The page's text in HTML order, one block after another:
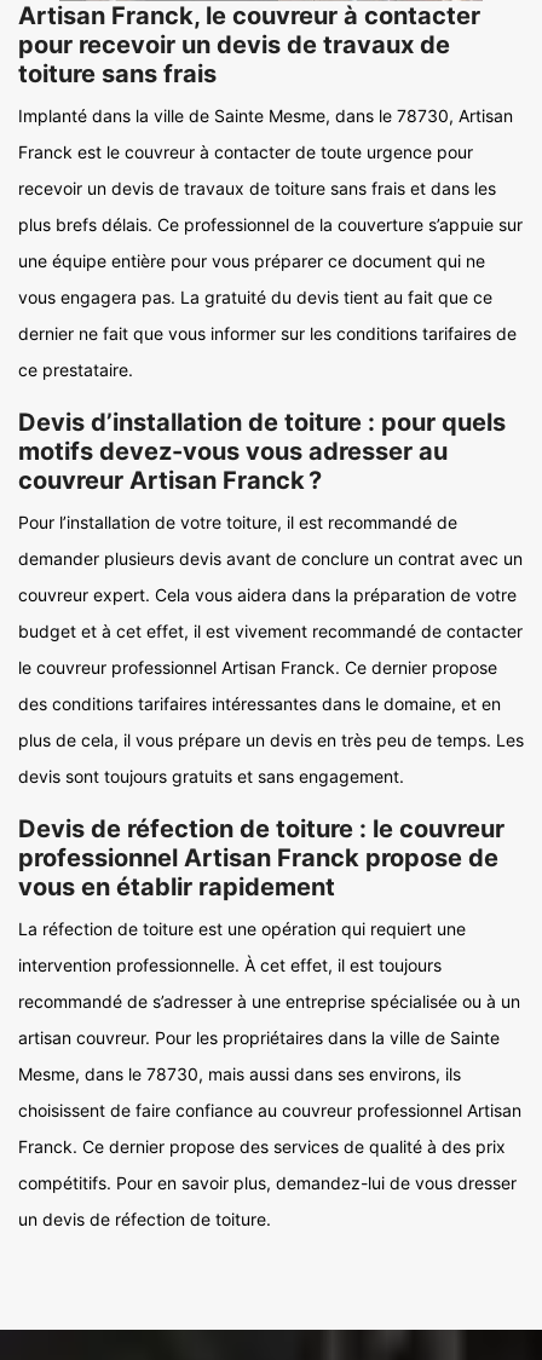
Artisan Franck, le couvreur à contacter
pour recevoir un devis de travaux de
toiture sans frais
Implanté dans la ville de Sainte Mesme, dans le 78730, Artisan
Franck est le couvreur à contacter de toute urgence pour
recevoir un devis de travaux de toiture sans frais et dans les
plus brefs délais. Ce professionnel de la couverture s’appuie sur
une équipe entière pour vous préparer ce document qui ne
vous engagera pas. La gratuité du devis tient au fait que ce
dernier ne fait que vous informer sur les conditions tarifaires de
ce prestataire.
Devis d’installation de toiture : pour quels
motifs devez-vous vous adresser au
couvreur Artisan Franck ?
Pour l’installation de votre toiture, il est recommandé de
demander plusieurs devis avant de conclure un contrat avec un
couvreur expert. Cela vous aidera dans la préparation de votre
budget et à cet effet, il est vivement recommandé de contacter
le couvreur professionnel Artisan Franck. Ce dernier propose
des conditions tarifaires intéressantes dans le domaine, et en
plus de cela, il vous prépare un devis en très peu de temps. Les
devis sont toujours gratuits et sans engagement.
Devis de réfection de toiture : le couvreur
professionnel Artisan Franck propose de
vous en établir rapidement
La réfection de toiture est une opération qui requiert une
intervention professionnelle. À cet effet, il est toujours
recommandé de s’adresser à une entreprise spécialisée ou à un
artisan couvreur. Pour les propriétaires dans la ville de Sainte
Mesme, dans le 78730, mais aussi dans ses environs, ils
choisissent de faire confiance au couvreur professionnel Artisan
Franck. Ce dernier propose des services de qualité à des prix
compétitifs. Pour en savoir plus, demandez-lui de vous dresser
un devis de réfection de toiture.